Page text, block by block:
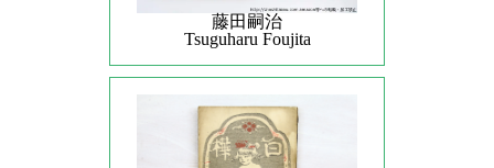
藤田嗣治
Tsuguharu Foujita